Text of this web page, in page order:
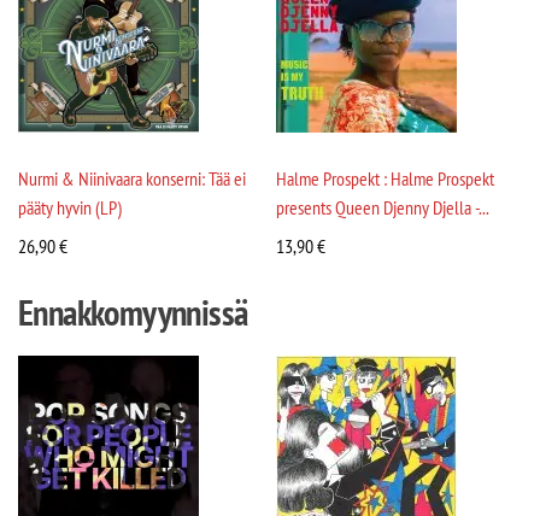
Nurmi & Niinivaara konserni: Tää ei
pääty hyvin (LP)
26,90€
Halme Prospekt : Halme Prospekt
presents Queen Djenny Djella -...
13,90€
Ennakkomyynnissä